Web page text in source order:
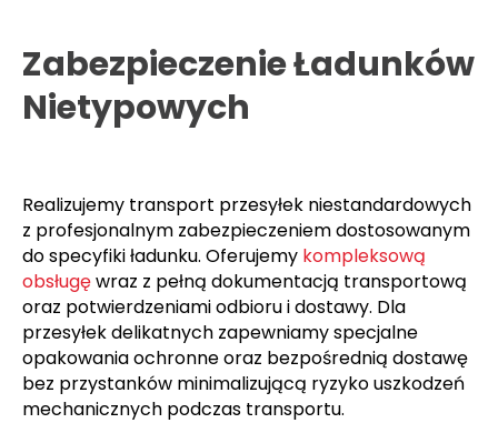
Zabezpieczenie Ładunków
Nietypowych
Realizujemy transport przesyłek niestandardowych
z profesjonalnym zabezpieczeniem dostosowanym
do specyfiki ładunku. Oferujemy kompleksową
obsługęwraz z pełną dokumentacją transportową
oraz potwierdzeniami odbioru i dostawy. Dla
przesyłek delikatnych zapewniamy specjalne
opakowania ochronne oraz bezpośrednią dostawę
bez przystanków minimalizującą ryzyko uszkodzeń
mechanicznych podczas transportu.